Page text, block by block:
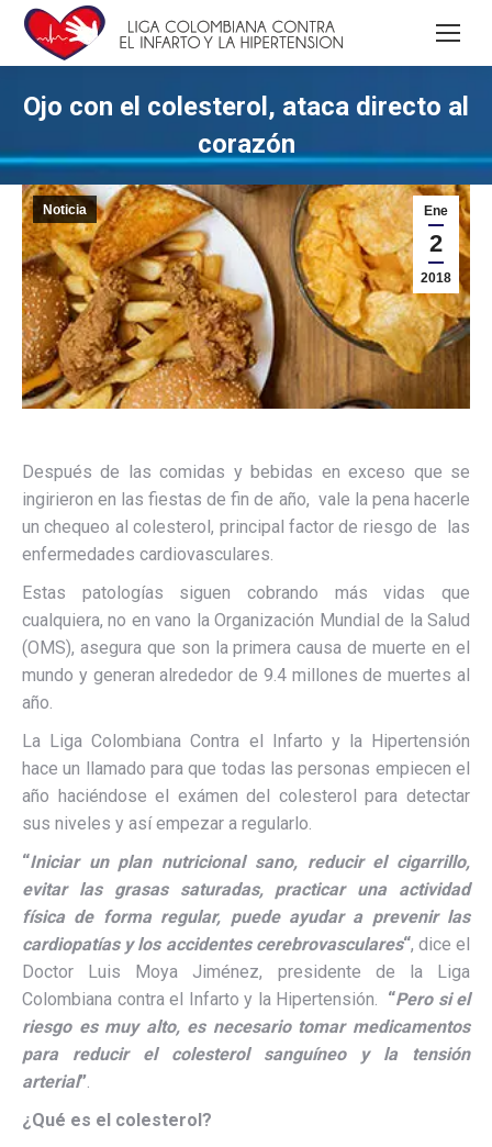
Ojo con el colesterol, ataca directo al
corazón
Ene
2
2018
Noticia
Después de las comidas y bebidas en exceso que se
ingirieron en las fiestas de fin de año, vale la pena hacerle
un chequeo al colesterol, principal factor de riesgo de las
enfermedades cardiovasculares.
Estas patologías siguen cobrando más vidas que
cualquiera, no en vano la Organización Mundial de la Salud
(OMS), asegura que son la primera causa de muerte en el
mundo y generan alrededor de 9.4 millones de muertes al
año.
La Liga Colombiana Contra el Infarto y la Hipertensión
hace un llamado para que todas las personas empiecen el
año haciéndose el exámen del colesterol para detectar
sus niveles y así empezar a regularlo.
“Iniciar un plan nutricional sano, reducir el cigarrillo,
evitar las grasas saturadas, practicar una actividad
física de forma regular, puede ayudar a prevenir las
cardiopatías y los accidentes cerebrovasculares“, dice el
Doctor Luis Moya Jiménez, presidente de la Liga
Colombiana contra el Infarto y la Hipertensión. “Pero si el
riesgo es muy alto, es necesario tomar medicamentos
para reducir el colesterol sanguíneo y la tensión
arterial”.
¿Qué es el colesterol?